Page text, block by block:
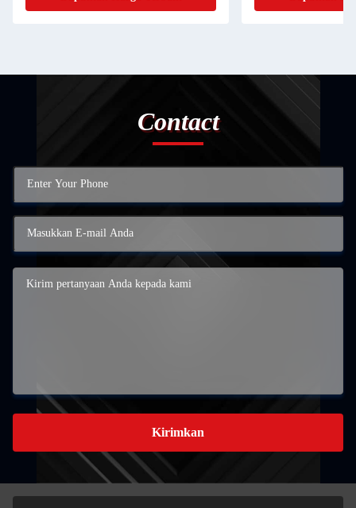
Contact
Kirimkan